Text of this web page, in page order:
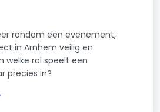
rondom een evenement,
in Arnhem veilig en
welke rol speelt een
precies in?